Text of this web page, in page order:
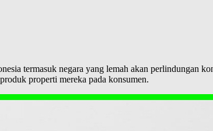
termasuk negara yang lemah akan perlindungan
properti mereka pada konsumen.